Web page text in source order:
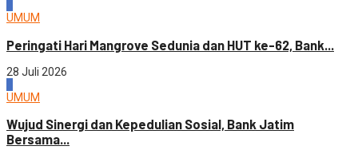
UMUM
Peringati Hari Mangrove Sedunia dan HUT ke-62, Bank...
28 Juli 2026
UMUM
Wujud Sinergi dan Kepedulian Sosial, Bank Jatim
Bersama...